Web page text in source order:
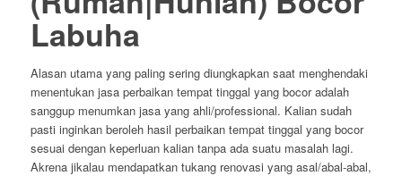
Labuha
Alasan utama yang paling sering diungkapkan saat menghendaki
menentukan jasa perbaikan tempat tinggal yang bocor adalah
sanggup menumkan jasa yang ahli/professional. Kalian sudah
pasti inginkan beroleh hasil perbaikan tempat tinggal yang bocor
sesuai dengan keperluan kalian tanpa ada suatu masalah lagi.
Akrena jikalau mendapatkan tukang renovasi yang asal/abal-abal,